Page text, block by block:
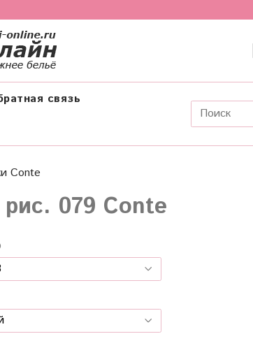
связь
Conte
079 Conte